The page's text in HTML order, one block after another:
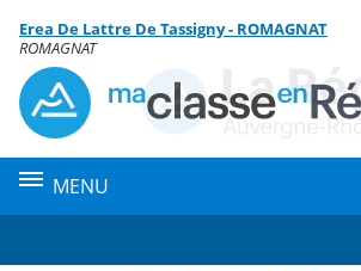
Menu de la rubrique
Contenu
Erea De Lattre De Tassigny - ROMAGNAT
ROMAGNAT
MENU